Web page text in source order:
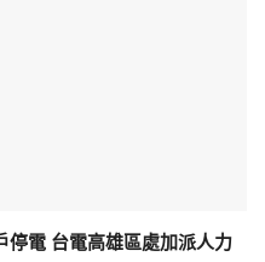
電 台電高雄區處加派人力